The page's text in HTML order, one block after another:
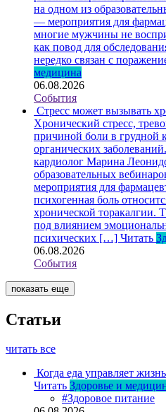
на одном из
— мероприятия для
многие мужчины не
как повод для
нередко связан с
медицина
06.08.2026
События
Стресс может вызывать
Хронический стресс,
причиной боли в грудной
органических
кардиолог Марина
образовательных
мероприятия для
психогенная боль
хронической торакалгии.
под влиянием
психических […] Читать
06.08.2026
События
показать еще
Статьи
читать все
Когда еда управляет
Читать Здоровье и
#Здоровое питание